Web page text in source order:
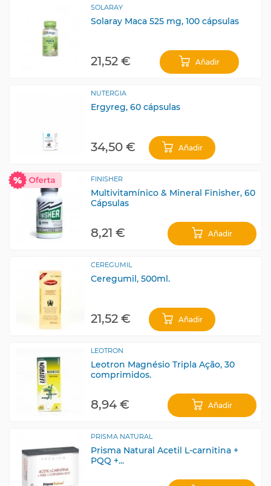
SOLARAY
Solaray Maca 525 mg, 100 cápsulas
21,52 € Añadir
NUTERGIA
Ergyreg, 60 cápsulas
34,50 € Añadir
FINISHER
Multivitamínico & Mineral Finisher, 60
Cápsulas
8,21 € Añadir
CEREGUMIL
Ceregumil, 500ml.
21,52 € Añadir
LEOTRON
Leotron Magnésio Tripla Ação, 30
comprimidos.
8,94 € Añadir
PRISMA NATURAL
Prisma Natural Acetil L-carnitina +
PQQ +...